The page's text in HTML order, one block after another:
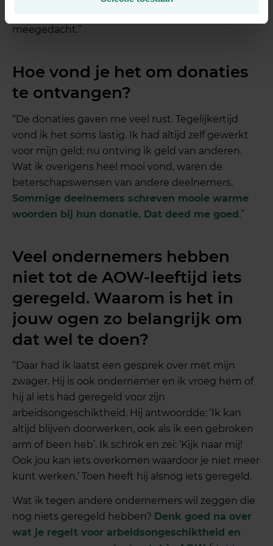
meegedacht.”
Hoe vond je het om donaties
te ontvangen?
“De donaties gaven me veel rust. Tegelijkertijd
vond ik het soms lastig. Ik had altijd zelf gewerkt
voor mijn geld; nu ontving ik geld van anderen.
Wat ik overigens heel mooi vond, waren de
beterschapswensen van andere deelnemers.
Sommige deelnemers schreven mooie warme
woorden bij hun donatie. Dat deed me goed.”
Veel ondernemers hebben
niet tot de AOW-leeftijd iets
geregeld. Waarom is het in
jouw ogen zo belangrijk om
dat wel te doen?
“Daar had ik laatst een gesprek over met mijn
zwager. Hij is ook ondernemer en ik vroeg hem of
hij al iets had geregeld voor zijn
arbeidsongeschiktheid. Hij antwoordde: ‘Ik kan
altijd blijven doorwerken, ook als ik een gebroken
arm of been heb’. Ik schrok en zei: ‘Kijk naar mij!
Ook jou kan iets overkomen waardoor je niet meer
kunt werken.’ Toen heeft hij alsnog iets geregeld.
Wat ik tegen andere ondernemers wil zeggen die
nog niets geregeld hebben? Denk goed na over
wat je regelt voor arbeidsongeschiktheid en